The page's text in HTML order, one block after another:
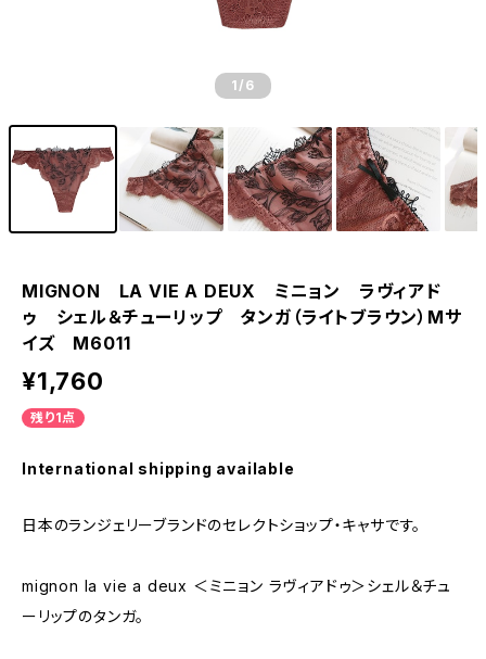
1 /6
MIGNON LA VIE A DEUX ミニョン ラヴィアド
ゥ シェル＆チューリップ タンガ（ライトブラウン）Mサ
イズ M6011
¥1,760
残り1点
International shipping available
日本のランジェリーブランドのセレクトショップ・キャサです。
mignon la vie a deux ＜ミニョン ラヴィアドゥ＞シェル＆チュ
ーリップのタンガ。